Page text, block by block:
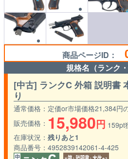
商品ページID：
規格名（ランク・
[中古] ランクC 外箱 説明書
り
通常価格
定価or市場価格21,384円
販売価格
15,980円 159pt
在庫状況
残りあと1
商品番号
4952839142061-4-425